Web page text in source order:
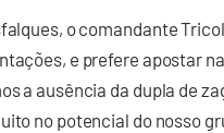
o comandante
e prefere apostar
a ausência da dupla de
no potencial do nosso